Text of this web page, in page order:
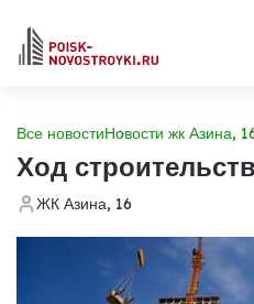
Все новостиНовости жк Азина,
Ход
ЖК Азина, 16